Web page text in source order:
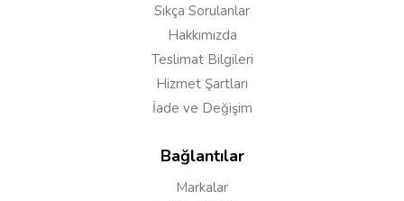
Sıkça Sorulanlar
Hakkımızda
Teslimat Bilgileri
Hizmet Şartları
İade ve Değişim
Bağlantılar
Markalar